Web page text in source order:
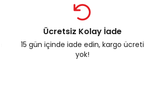
Ücretsiz Kolay İade
15 gün içinde iade edin, kargo ücreti
yok!